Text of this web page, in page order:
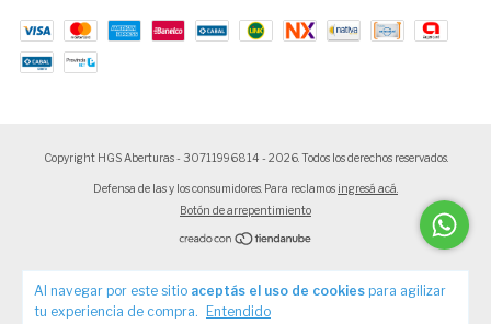
Al navegar por este sitio aceptás el uso de cookies para agilizar
tu experiencia de compra.
Entendido
Copyright HGS Aberturas - 30711996814 - 2026. Todos los derechos reservados.
Defensa de las y los consumidores. Para reclamos ingresá acá.
Botón de arrepentimiento